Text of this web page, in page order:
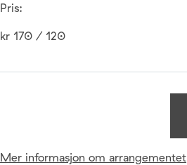
Pris:
kr 170 / 120
Mer informasjon om arrangementet